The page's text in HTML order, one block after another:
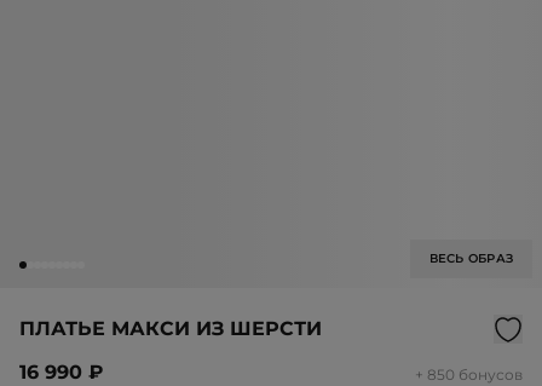
ВЕСЬ ОБРАЗ
ПЛАТЬЕ МАКСИ ИЗ ШЕРСТИ
16 990 ₽
+ 850 бонусов